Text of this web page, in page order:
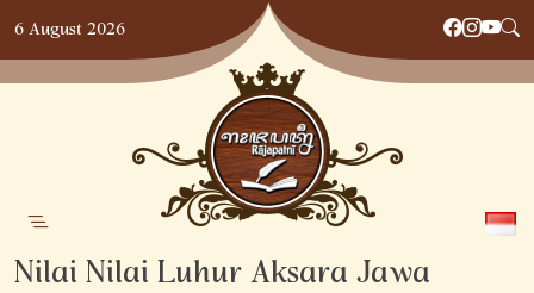
Skip
to
content
6 August 2026
Nilai Nilai Luhur Aksara Jawa